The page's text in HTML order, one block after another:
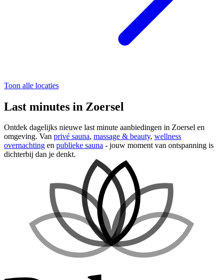
Toon alle locaties
Last minutes in Zoersel
Ontdek dagelijks nieuwe last minute aanbiedingen in Zoersel en
omgeving. Van privé sauna, massage & beauty, wellness
overnachting en publieke sauna - jouw moment van ontspanning is
dichterbij dan je denkt.